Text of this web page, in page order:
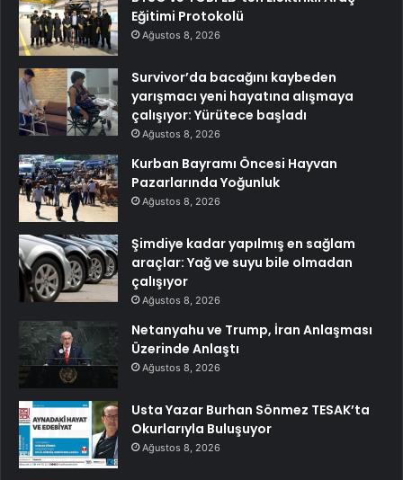
Eğitimi Protokolü
Ağustos 8, 2026
Survivor’da bacağını kaybeden
yarışmacı yeni hayatına alışmaya
çalışıyor: Yürütece başladı
Ağustos 8, 2026
Kurban Bayramı Öncesi Hayvan
Pazarlarında Yoğunluk
Ağustos 8, 2026
Şimdiye kadar yapılmış en sağlam
araçlar: Yağ ve suyu bile olmadan
çalışıyor
Ağustos 8, 2026
Netanyahu ve Trump, İran Anlaşması
Üzerinde Anlaştı
Ağustos 8, 2026
Usta Yazar Burhan Sönmez TESAK’ta
Okurlarıyla Buluşuyor
Ağustos 8, 2026